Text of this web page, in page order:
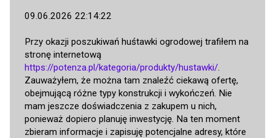
09.06.2026 22:14:22
Przy okazji poszukiwań huśtawki ogrodowej trafiłem na
stronę internetową
https://potenza.pl/kategoria/produkty/hustawki/.
Zauważyłem, że można tam znaleźć ciekawą ofertę,
obejmującą różne typy konstrukcji i wykończeń. Nie
mam jeszcze doświadczenia z zakupem u nich,
ponieważ dopiero planuję inwestycję. Na ten moment
zbieram informacje i zapisuję potencjalne adresy, które